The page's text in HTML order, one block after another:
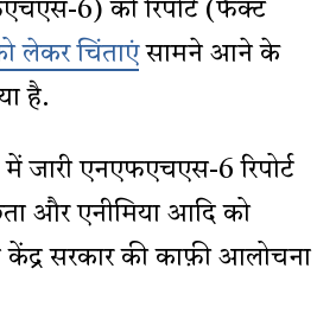
6) की रिपोर्ट (फैक्ट
लेकर चिंताएंसामने आने के
है.
जारी एनएफएचएस-6 रिपोर्ट
और एनीमिया आदि को
केंद्र सरकार की काफ़ी आलोचना